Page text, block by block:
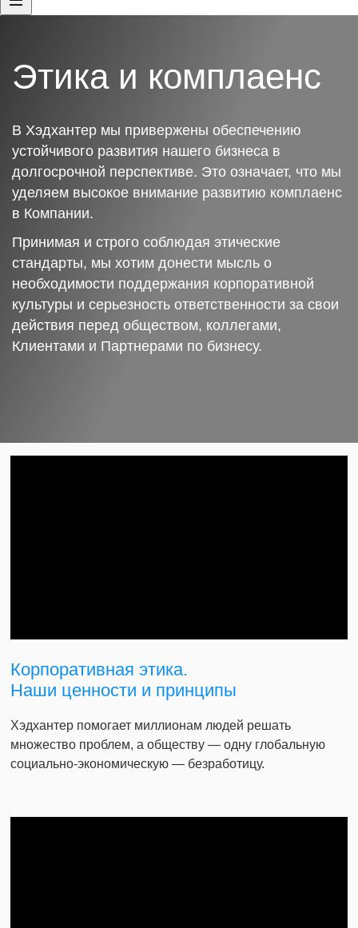
Этика и комплаенс
В Хэдхантер мы привержены обеспечению
устойчивого развития нашего бизнеса в
долгосрочной перспективе. Это означает, что мы
уделяем высокое внимание развитию комплаенс
в Компании.
Принимая и строго соблюдая этические
стандарты, мы хотим донести мысль о
необходимости поддержания корпоративной
культуры и серьезность ответственности за свои
действия перед обществом, коллегами,
Клиентами и Партнерами по бизнесу.
Корпоративная этика.
Наши ценности и принципы
Хэдхантер помогает миллионам людей решать
множество проблем, а обществу — одну глобальную
социально-экономическую — безработицу.